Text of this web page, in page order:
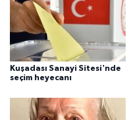
Kuşadası Sanayi Sitesi'nde
seçim heyecanı